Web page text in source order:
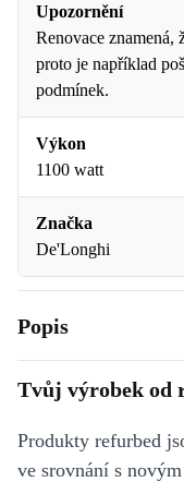
Upozornění
Renovace
proto je například
podmínek.
Výkon
1100 watt
Značka
De'Longhi
Popis
Tvůj výrobek od
Produkty refurbed
ve srovnání s